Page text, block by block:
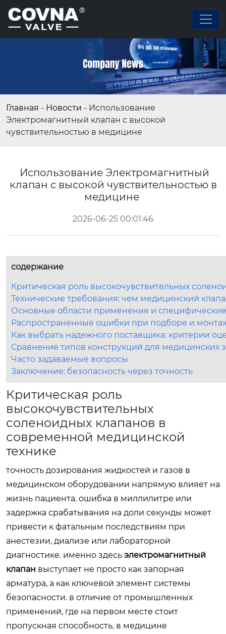
Главная - Новости - Использование
Электромагнитный клапан с высокой
чувствительностью в медицине
Использование Электромагнитный
клапан с высокой чувствительностью в
медицине
2026-06-25 00:01:46
содержание
Критическая роль высокочувствительных
Технические требования: чем медицинский
Основные области применения и
Распространенные ошибки при подборе и
Как выбрать надежного поставщика: критерии
Сравнение типов конструкций для медицинских
Часто задаваемые вопросы
Заключение: безопасность через точность
Критическая роль
высокочувствительных
соленоидных клапанов в
современной медицинской
технике
точность дозирования жидкостей и газов в
медицинском оборудовании напрямую влияет на
жизнь пациента. ошибка в миллилитре или
задержка срабатывания на доли секунды может
привести к фатальным последствиям при
анестезии, диализе или лабораторной
диагностике. именно здесь электромагнитный
клапан выступает не просто как запорная
арматура, а как ключевой элемент системы
безопасности. в отличие от промышленных
применений, где на первом месте стоит
пропускная способность, в медицине